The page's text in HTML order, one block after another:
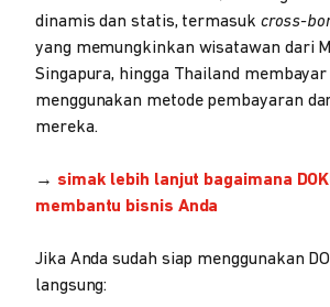
dinamis dan statis, termasuk cross-
yang memungkinkan wisatawan dari
Singapura, hingga Thailand
menggunakan metode pembayaran
mereka.
→ simak lebih lanjut bagaimana
membantu bisnis Anda
Jika Anda sudah siap menggunakan
langsung: